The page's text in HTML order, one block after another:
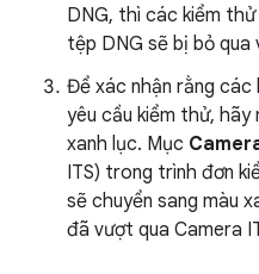
DNG, thì các kiểm
tệp DNG sẽ bị bỏ qua
Để xác nhận rằng các
yêu cầu kiểm thử, hãy
xanh lục. Mục
ITS) trong trình đơn
sẽ chuyển sang màu
đã vượt qua Camera